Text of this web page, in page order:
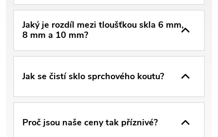
Jaký je rozdíl mezi tloušťkou skla 6 mm,
8 mm a 10 mm?
Jak se čistí sklo sprchového koutu?
Proč jsou naše ceny tak příznivé?